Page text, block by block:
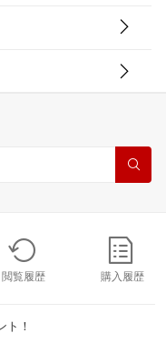
閲覧履歴 購入履歴
ト！